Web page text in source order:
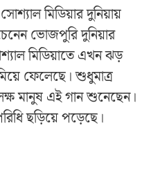
মিডিয়ার দুনিয়ায়
ভোজপুরি দুনিয়ার
মিডিয়াতে এখন ঝড়
ফেলেছে। শুধুমাত্র
মানুষ এই গান শুনেছেন।
ছড়িয়ে পড়েছে।